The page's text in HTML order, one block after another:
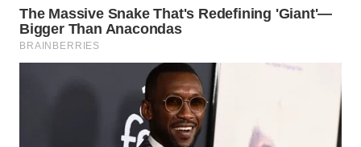
WN
SUKABUMI